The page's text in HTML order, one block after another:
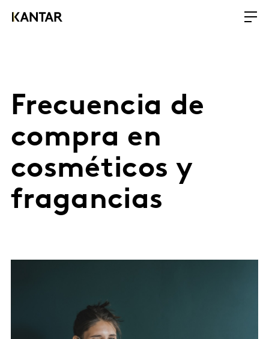
Frecuencia de
compra en
cosméticos y
fragancias